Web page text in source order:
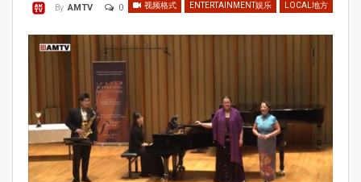
视频格式 ENTERTAINMENT娱乐 LOCAL地方
By AMTV 0